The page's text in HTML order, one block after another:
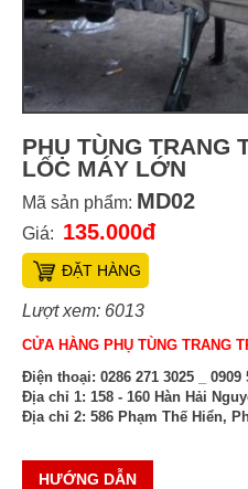
PHỤ TÙNG TRANG
LỐC MÁY LỚN
Mã sản phẩm: MD02
Giá: 135.000đ
ĐẶT HÀNG
Lượt xem: 6013
CỬA HÀNG PHỤ TÙNG TRANG
Điện thoại: 0286 271 3025 _ 0909
Địa chỉ 1: 158 - 160 Hàn Hải
Địa chỉ 2: 586 Phạm Thế Hiển,
HƯỚNG DẪN